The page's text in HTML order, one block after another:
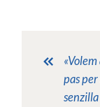
pas